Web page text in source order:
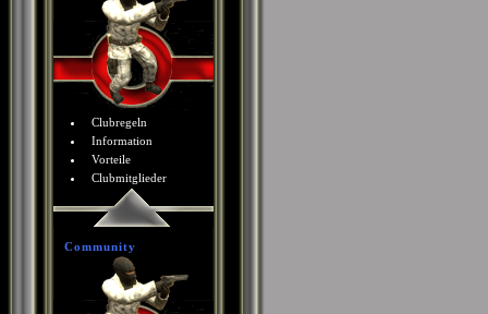
Clubregeln
Information
Vorteile
Clubmitglieder
Community